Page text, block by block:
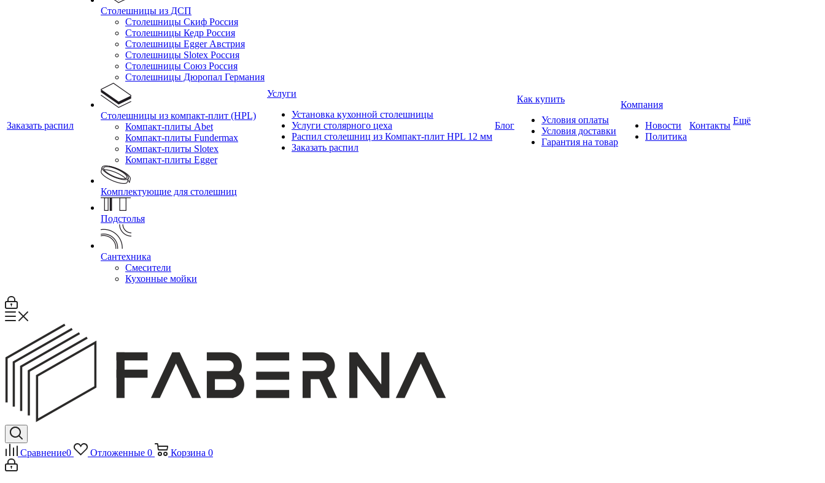
Заказать распил
Столешницы из ДСП
Столешницы Скиф Россия
Столешницы Кедр Россия
Столешницы Egger Австрия
Столешницы Slotex Россия
Столешницы Союз Россия
Столешницы Дюропал Германия
Столешницы из компакт-плит (HPL)
Компакт-плиты Abet
Компакт-плиты Fundermax
Компакт-плиты Slotex
Компакт-плиты Egger
Комплектующие для столешниц
Подстолья
Сантехника
Смесители
Кухонные мойки
Услуги
Установка кухонной столешницы
Услуги столярного цеха
Распил столешниц из Компакт-плит HPL 12 мм
Заказать распил
Блог
Как купить
Условия оплаты
Условия доставки
Гарантия на товар
Компания
Новости
Политика
Контакты Ещё
Сравнение0 Отложенные 0 Корзина 0